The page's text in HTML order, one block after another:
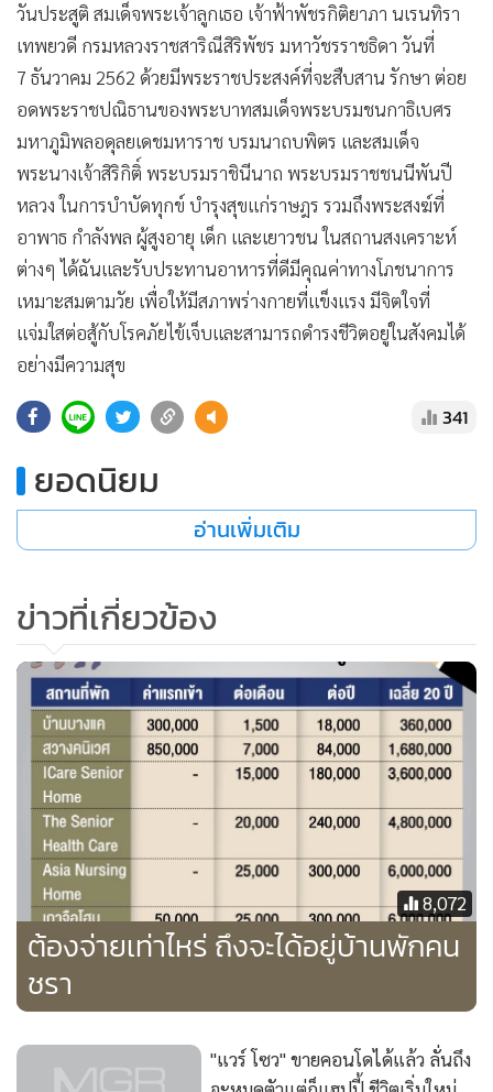
วันประสูติ สมเด็จพระเจ้าลูกเธอ เจ้าฟ้าพัชรกิติยาภา นเรนทิรา
เทพยวดี กรมหลวงราชสาริณีสิริพัชร มหาวัชรราชธิดา วันที่
7 ธันวาคม 2562 ด้วยมีพระราชประสงค์ที่จะสืบสาน รักษา ต่อย
อดพระราชปณิธานของพระบาทสมเด็จพระบรมชนกาธิเบศร
มหาภูมิพลอดุลยเดชมหาราช บรมนาถบพิตร และสมเด็จ
พระนางเจ้าสิริกิติ์ พระบรมราชินีนาถ พระบรมราชชนนีพันปี
หลวง ในการบำบัดทุกข์ บำรุงสุขแก่ราษฎร รวมถึงพระสงฆ์ที่
อาพาธ กำลังพล ผู้สูงอายุ เด็ก และเยาวชน ในสถานสงเคราะห์
ต่างๆ ได้ฉันและรับประทานอาหารที่ดีมีคุณค่าทางโภชนาการ
เหมาะสมตามวัย เพื่อให้มีสภาพร่างกายที่แข็งแรง มีจิตใจที่
แจ่มใสต่อสู้กับโรคภัยไข้เจ็บและสามารถดำรงชีวิตอยู่ในสังคมได้
อย่างมีความสุข
341
ยอดนิยม
อ่านเพิ่มเติม
ข่าวที่เกี่ยวข้อง
8,072
ต้องจ่ายเท่าไหร่ ถึงจะได้อยู่บ้านพักคน
ชรา
"แวร์ โซว" ขายคอนโดได้แล้ว ลั่นถึง